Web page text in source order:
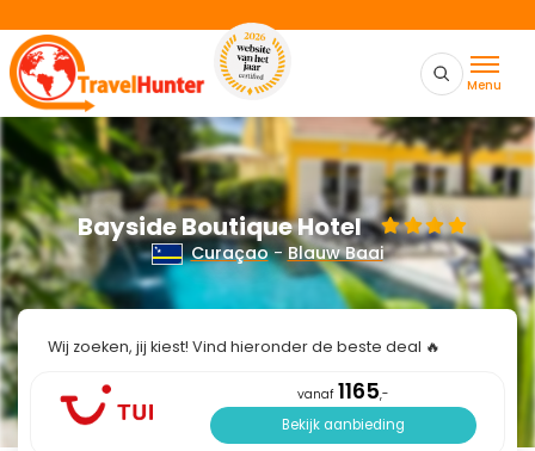
Menu
Bayside Boutique Hotel
Curaçao- Blauw Baai
Wij zoeken, jij kiest! Vind hieronder de beste deal 🔥
vanaf 1165,-
Bekijk aanbieding